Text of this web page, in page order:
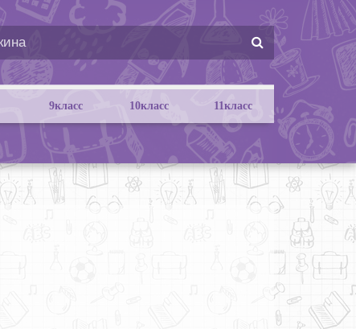
9класс 10класс 11класс